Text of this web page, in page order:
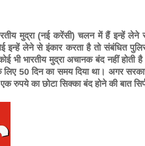
मुद्रा (नई करेंसी) चलन में हैं इन्हें लेने
इन्हें लेने से इंकार करता है तो संबंधित
भारतीय मुद्रा अचानक बंद नहीं होती
50 दिन का समय दिया था। अगर
रुपये का छोटा सिक्का बंद होने की बात